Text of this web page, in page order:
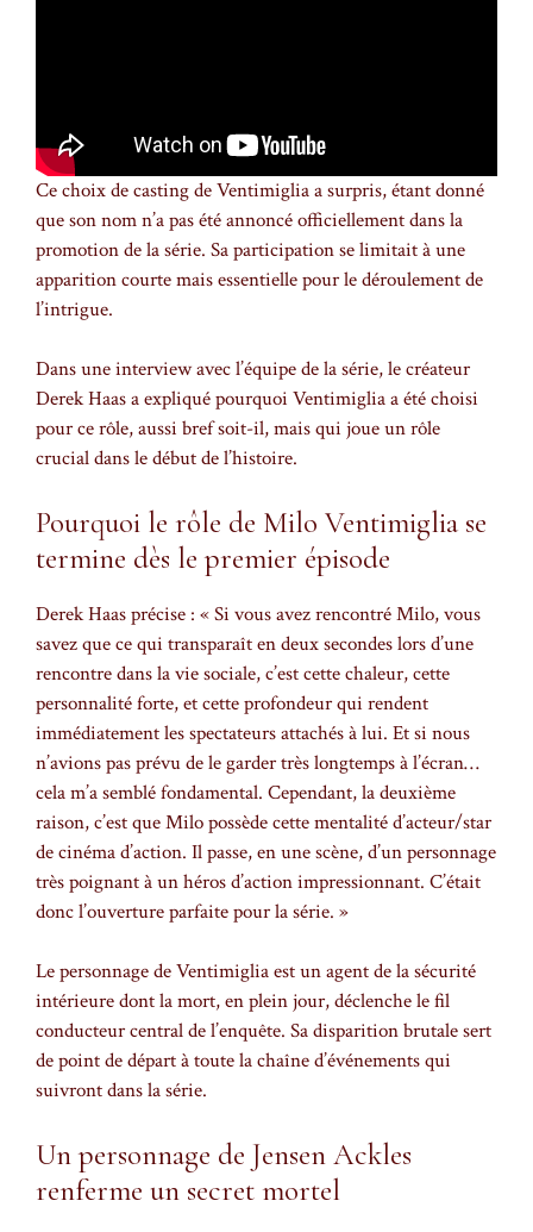
Ce choix de casting de Ventimiglia a surpris, étant donné
que son nom n’a pas été annoncé officiellement dans la
promotion de la série. Sa participation se limitait à une
apparition courte mais essentielle pour le déroulement de
l’intrigue.
Dans une interview avec l’équipe de la série, le créateur
Derek Haas a expliqué pourquoi Ventimiglia a été choisi
pour ce rôle, aussi bref soit-il, mais qui joue un rôle
crucial dans le début de l’histoire.
Pourquoi le rôle de Milo Ventimiglia se
termine dès le premier épisode
Derek Haas précise : « Si vous avez rencontré Milo, vous
savez que ce qui transparaît en deux secondes lors d’une
rencontre dans la vie sociale, c’est cette chaleur, cette
personnalité forte, et cette profondeur qui rendent
immédiatement les spectateurs attachés à lui. Et si nous
n’avions pas prévu de le garder très longtemps à l’écran…
cela m’a semblé fondamental. Cependant, la deuxième
raison, c’est que Milo possède cette mentalité d’acteur/star
de cinéma d’action. Il passe, en une scène, d’un personnage
très poignant à un héros d’action impressionnant. C’était
donc l’ouverture parfaite pour la série. »
Le personnage de Ventimiglia est un agent de la sécurité
intérieure dont la mort, en plein jour, déclenche le fil
conducteur central de l’enquête. Sa disparition brutale sert
de point de départ à toute la chaîne d’événements qui
suivront dans la série.
Un personnage de Jensen Ackles
renferme un secret mortel